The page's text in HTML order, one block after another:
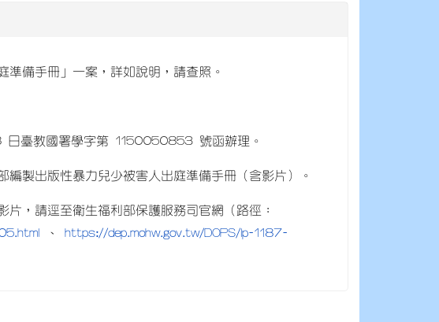
準備手冊」一案，詳如說明，請查照。
臺教國署學字第 1150050853 號函辦理。
製出版性暴力兒少被害人出庭準備手冊（含影片）。
，請逕至衛生福利部保護服務司官網（路徑：
、 https://dep.mohw.gov.tw/DOPS/lp-1187-